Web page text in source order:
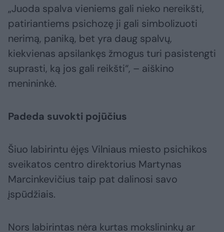
„Juoda spalva vieniems gali nieko nereikšti,
patiriantiems psichozę ji gali simbolizuoti
nerimą, paniką, bet yra daug spalvų,
kiekvienas apsilankęs žmogus turi pasistengti
suprasti, ką jos gali reikšti“, – aiškino
menininkė.
Padeda suvokti pojūčius
Šiuo labirintu ėjęs Vilniaus miesto psichikos
sveikatos centro direktorius Martynas
Marcinkevičius taip pat dalinosi savo
įspūdžiais.
Nors labirintas nėra kurtas mokslininkų ar